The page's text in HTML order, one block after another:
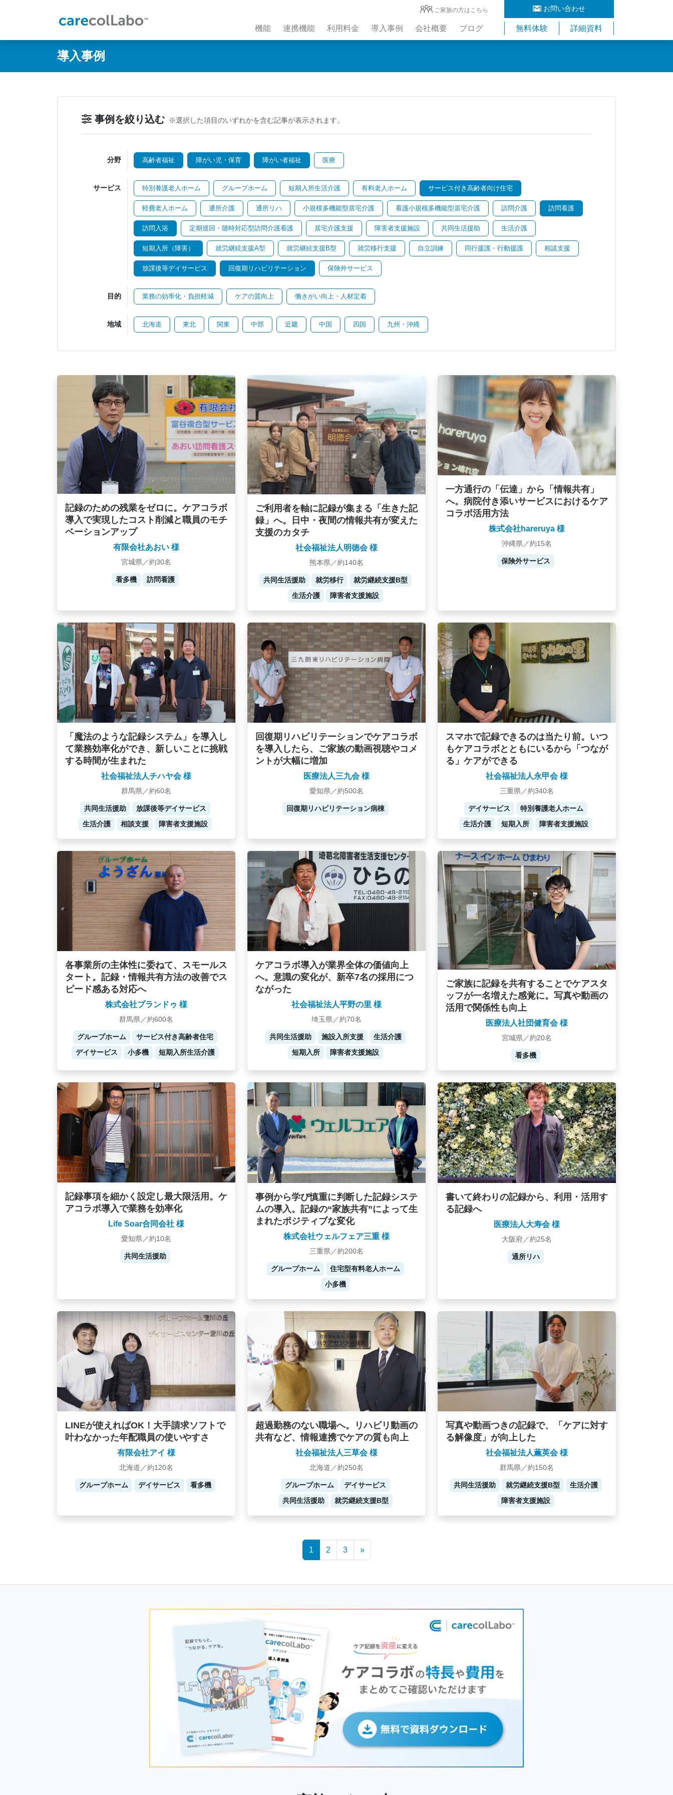
お問い合わせ
ご家族の方はこちら
機能 連携機能 利用料金 導入事例 会社概要 ブログ 無料体験 詳細資料
導入事例
事例を絞り込む ※選択した項目のいずれかを含む記事が表示されます。
分野 高齢者福祉 障がい児・保育 障がい者福祉 医療
サービス 特別養護老人ホーム グループホーム 短期入所生活介護 有料老人ホーム サービス付き高齢者向け住宅
軽費老人ホーム 通所介護 通所リハ 小規模多機能型居宅介護 看護小規模多機能型居宅介護 訪問介護 訪問看護
訪問入浴 定期巡回・随時対応型訪問介護看護 居宅介護支援 障害者支援施設 共同生活援助 生活介護
短期入所（障害） 就労継続支援A型 就労継続支援B型 就労移行支援 自立訓練 同行援護・行動援護 相談支援
放課後等デイサービス 回復期リハビリテーション 保険外サービス
目的 業務の効率化・負担軽減 ケアの質向上 働きがい向上・人材定着
地域 北海道 東北 関東 中部 近畿 中国 四国 九州・沖縄
記録のための残業をゼロに。ケアコラボ
導入で実現したコスト削減と職員のモチ
ベーションアップ
有限会社あおい 様
宮城県／約30名
看多機 訪問看護
ご利用者を軸に記録が集まる「生きた記
録」へ。日中・夜間の情報共有が変えた
支援のカタチ
社会福祉法人明徳会 様
熊本県／約140名
共同生活援助 就労移行
就労継続支援B型
生活介護
障害者支援施設
一方通行の「伝達」から「情報共有」
へ。病院付き添いサービスにおけるケア
コラボ活用方法
株式会社hareruya 様
沖縄県／約15名
保険外サービス
「魔法のような記録システム」を導入し
て業務効率化ができ、新しいことに挑戦
する時間が生まれた
社会福祉法人チハヤ会 様
群馬県／約60名
共同生活援助
放課後等デイサービス
生活介護
相談支援 障害者支援施設
回復期リハビリテーションでケアコラボ
を導入したら、ご家族の動画視聴やコメ
ントが大幅に増加
医療法人三九会 様
愛知県／約500名
回復期リハビリテーション病棟
スマホで記録できるのは当たり前。いつ
もケアコラボとともにいるから「つなが
る」ケアができる
社会福祉法人永甲会 様
三重県／約340名
デイサービス
特別養護老人ホーム
生活介護
短期入所 障害者支援施設
各事業所の主体性に委ねて、スモールス
タート。記録・情報共有方法の改善でス
ピード感ある対応へ
株式会社プランドゥ 様
群馬県／約600名
グループホーム
サービス付き高齢者住宅
デイサービス
小多機 短期入所生活介護
ケアコラボ導入が業界全体の価値向上
へ。意識の変化が、新卒7名の採用につ
ながった
社会福祉法人平野の里 様
埼玉県／約70名
共同生活援助 施設入所支援
生活介護
短期入所
障害者支援施設
ご家族に記録を共有することでケアスタ
ッフが一名増えた感覚に。写真や動画の
活用で関係性も向上
医療法人社団健育会 様
宮城県／約20名
看多機
記録事項を細かく設定し最大限活用。ケ
アコラボ導入で業務を効率化
Life Soar合同会社 様
愛知県／約10名
共同生活援助
事例から学び慎重に判断した記録システ
ムの導入。記録の“家族共有”によって生
まれたポジティブな変化
株式会社ウェルフェア三重 様
三重県／約200名
グループホーム
住宅型有料老人ホーム
小多機
書いて終わりの記録から、利用・活用す
る記録へ
医療法人大寿会 様
大阪府／約25名
通所リハ
LINEが使えればOK！大手請求ソフトで
叶わなかった年配職員の使いやすさ
有限会社アイ 様
北海道／約120名
グループホーム デイサービス 看多機
超過勤務のない職場へ。リハビリ動画の
共有など、情報連携でケアの質も向上
社会福祉法人三草会 様
北海道／約250名
グループホーム
デイサービス
共同生活援助
就労継続支援B型
写真や動画つきの記録で、「ケアに対す
る解像度」が向上した
社会福祉法人薫英会 様
群馬県／約150名
共同生活援助 就労継続支援B型
生活介護
障害者支援施設
1 2 3 »